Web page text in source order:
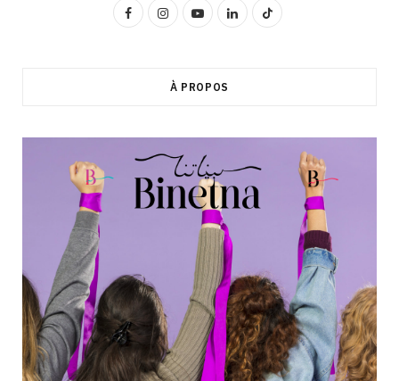
F
b
o
I
a
g
Y
u
b
e
L
e
d
I
T
o
À PROPOS